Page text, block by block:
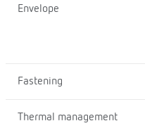
Envelope
Fastening
Thermal management